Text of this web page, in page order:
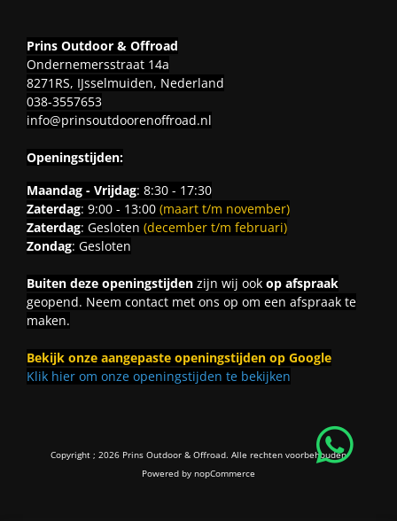
Prins Outdoor & Offroad
Ondernemersstraat 14a
8271RS, IJsselmuiden, Nederland
038-3557653
info@prinsoutdoorenoffroad.nl
Openingstijden:
Maandag - Vrijdag: 8:30 - 17:30
Zaterdag: 9:00 - 13:00 (maart t/m november)
Zaterdag: Gesloten (december t/m februari)
Zondag: Gesloten
Buiten deze openingstijdenzijn wij ook op afspraak
geopend. Neem contact met ons op om een afspraak te
maken.
Bekijk onze aangepaste openingstijden op Google
Klik hier om onze openingstijden te bekijken
Copyright ; 2026 Prins Outdoor & Offroad. Alle rechten voorbehouden
Powered by nopCommerce